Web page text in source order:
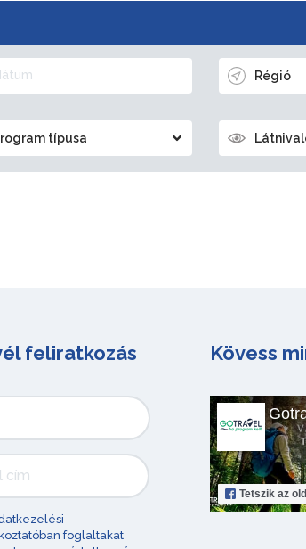
Régió
típusa
feliratkozás
foglaltakat
Kövess
Tetszik az